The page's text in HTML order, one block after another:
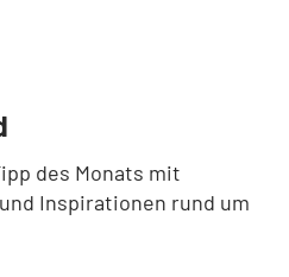
des Monats mit
Inspirationen rund um